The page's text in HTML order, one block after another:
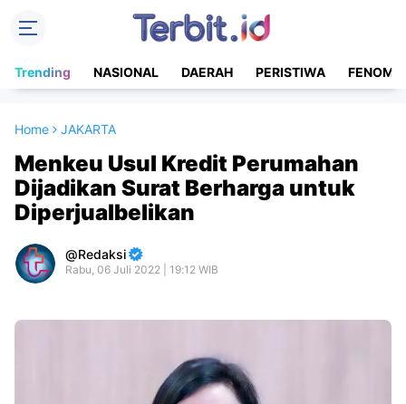
Trending NASIONAL DAERAH PERISTIWA
Home JAKARTA
Menkeu Usul Kredit Perumahan
Dijadikan Surat Berharga untuk
Diperjualbelikan
Redaksi
Rabu, 06 Juli 2022 | 19:12 WIB